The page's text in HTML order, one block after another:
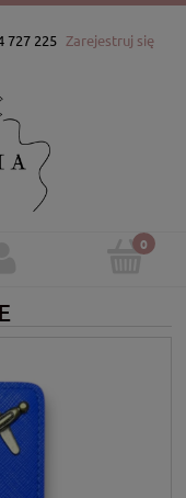
727 225 Zarejestruj się